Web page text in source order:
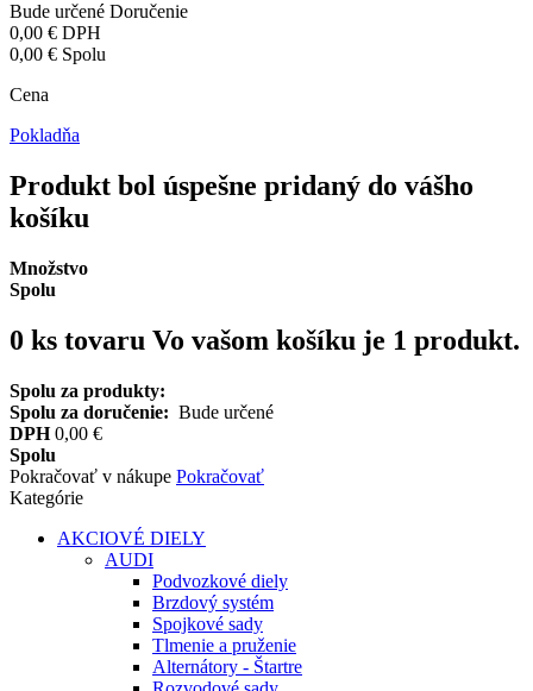
Bude určené Doručenie
0,00 € DPH
0,00 € Spolu
Cena
Pokladňa
Produkt bol úspešne pridaný do vášho
košíku
Množstvo
Spolu
0 ks tovaru Vo vašom košíku je 1 produkt.
Spolu za produkty:
Spolu za doručenie: Bude určené
DPH 0,00 €
Spolu
Pokračovať v nákupe Pokračovať
Kategórie
AKCIOVÉ DIELY
AUDI
Podvozkové diely
Brzdový systém
Spojkové sady
Tlmenie a pruženie
Alternátory - Štartre